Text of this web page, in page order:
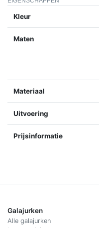
Kleur
Maten
Materiaal
Uitvoering
Prijsinformatie
Galajurken
Alle galajurken